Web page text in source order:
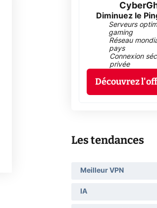
Diminuez le
Serveurs
gaming
Réseau
pays
Connexion
privée
Découvrez
Les tendances
Meilleur VPN
IA